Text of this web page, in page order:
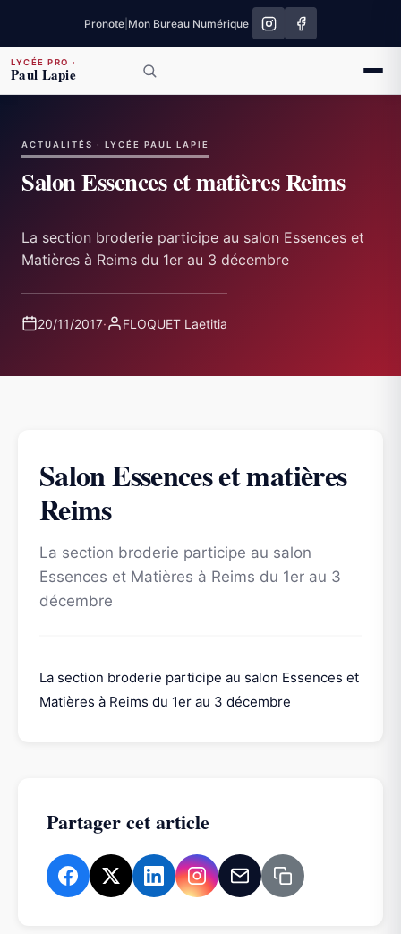
Pronote Mon Bureau Numérique
LYCÉE PRO ·
Paul Lapie
ACTUALITÉS · LYCÉE PAUL LAPIE
Salon Essences et matières Reims
La section broderie participe au salon Essences et
Matières à Reims du 1er au 3 décembre
20/11/2017· FLOQUET Laetitia
Salon Essences et matières
Reims
La section broderie participe au salon
Essences et Matières à Reims du 1er au 3
décembre
La section broderie participe au salon Essences et
Matières à Reims du 1er au 3 décembre
Partager cet article